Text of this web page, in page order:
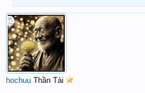
hochuu Thần Tài